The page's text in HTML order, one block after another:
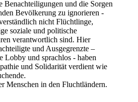
Benachteiligungen und die Sorgen
Bevölkerung zu ignorieren -
nicht Flüchtlinge,
soziale und politische
verantwortlich sind. Hier
und Ausgegrenzte –
Lobby und sprachlos - haben
und Solidarität verdient wie
Menschen in den Fluchtländern.